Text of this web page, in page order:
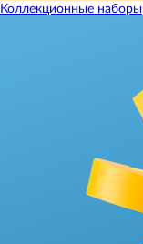
Коллекционные наборы